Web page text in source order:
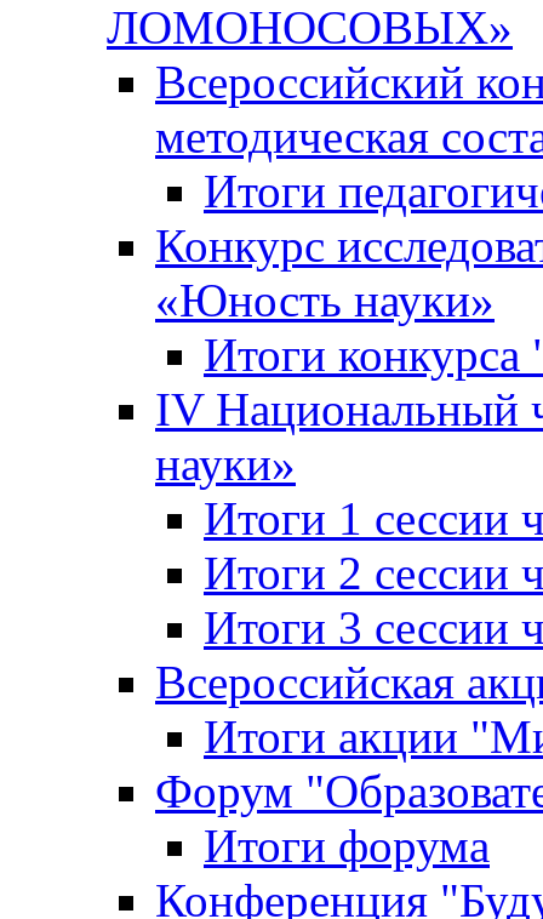
ЛОМОНОСОВЫХ»
Всероссийский
методическая
Итоги
Конкурс
«Юность науки»
Итоги
IV
науки»
Итоги 1 сессии
Итоги 2 сессии
Итоги 3 сессии
Всероссийская
Итоги акции
Форум
Итоги форума
Конференция